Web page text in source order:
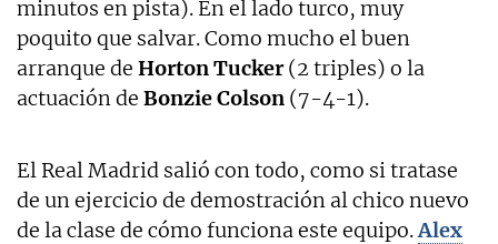
minutos en pista). En el lado turco, muy
poquito que salvar. Como mucho el buen
arranque de Horton Tucker(2 triples) o la
actuación de Bonzie Colson (7-4-1).
El Real Madrid salió con todo, como si tratase
de un ejercicio de demostración al chico nuevo
de la clase de cómo funciona este equipo.Alex